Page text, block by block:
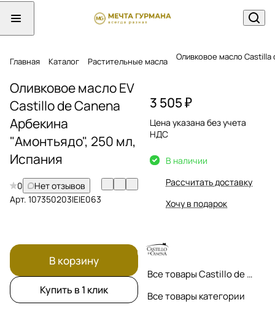
Главная Каталог Растительные масла Оливковое масло
Оливковое масло EV
Castillo de Canena
Арбекина
"Амонтьядо", 250 мл,
Испания
0
Нет отзывов
Арт. 107350203IEIE063
В корзину
Купить в 1 клик
3 505 ₽
Цена указана без учета
НДС
В наличии
Рассчитать доставку
Хочу в подарок
Все товары Castillo de Canena
Все товары категории